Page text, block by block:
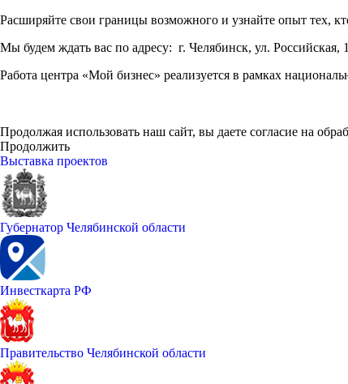
Расширяйте свои границы возможного и узнайте опыт тех,
Мы будем ждать вас по адресу: г. Челябинск, ул.
Работа центра «Мой бизнес» реализуется в рамках
Продолжая использовать наш сайт, вы даете согласие на
Продолжить
Выставка проектов
Губернатор Челябинской области
Инвесткарта РФ
Правительство Челябинской области